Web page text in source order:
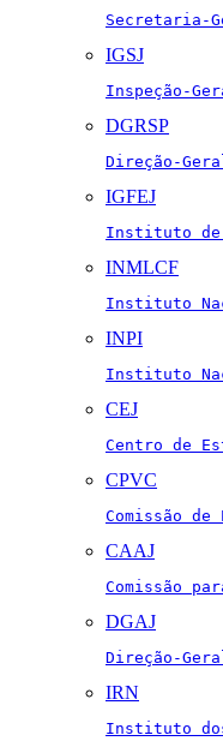
Secretaria-
IGSJ
Inspeção-
DGRSP
Direção-
IGFEJ
Instituto de
INMLCF
Instituto
INPI
Instituto
CEJ
Centro de
CPVC
Comissão
CAAJ
Comissão
DGAJ
Direção-
IRN
Instituto